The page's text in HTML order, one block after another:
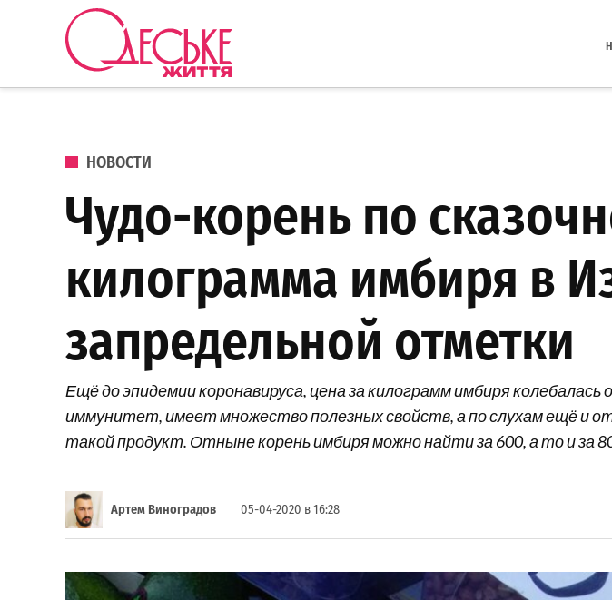
Перейти к содержанию
ОПУБЛИКОВАНО В
НОВОСТИ
Чудо-корень по
килограмма имбиря в
запредельной отметки
Ещё до эпидемии коронавируса, цена за килограмм имбиря
иммунитет, имеет множество полезных свойств, а по слухам ещё и
такой продукт. Отныне корень имбиря можно найти за 600, а то и за
Артем Виноградов 05-04-2020 в 16:28